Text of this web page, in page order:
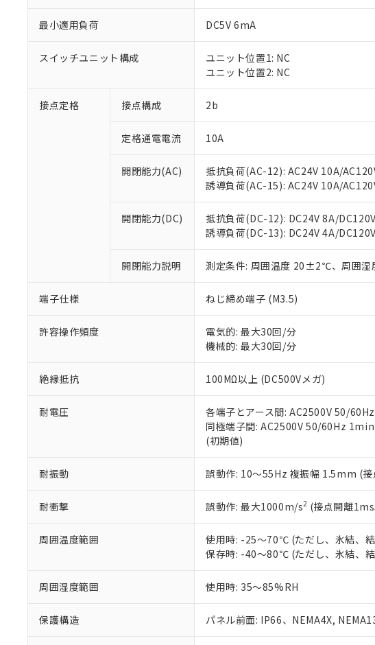
最小適用負荷 DC5V 6mA
スイッチユニット構成
ユニット位置1: NC
ユニット位置2: NC
接点定格 接点構成 2b
定格通電電流 10A
開閉能力(AC)
抵抗負荷(AC-12): AC24V 10A/
誘導負荷(AC-15): AC24V 10A/
開閉能力(DC)
抵抗負荷(DC-12): DC24V 8A/
誘導負荷(DC-13): DC24V 4A/
開閉能力説明 測定条件: 周囲温度 20±2℃、周囲
端子仕様 ねじ締め端子 (M3.5)
許容操作頻度
電気的: 最大30回/分
機械的: 最大30回/分
絶縁抵抗 100MΩ以上 (DC500Vメガ)
耐電圧
各端子とアース間: AC2500V 50/
同極端子間: AC2500V 50/60Hz 1min
(初期値)
耐振動 誤動作: 10～55Hz 複振幅 1.5mm (
耐衝撃 誤動作: 最大1000m/s2 (接点開離
周囲温度範囲
使用時: -25～70℃ (ただし、氷結、
保存時: -40～80℃ (ただし、氷結、
周囲湿度範囲 使用時: 35～85%RH
保護構造 パネル前面: IP66、NEMA4X,
本サービスは、当社制御機
くものです。
当社制御機器事業取扱商品
在庫状況および標準価格照
のであり、閲覧された時点
い。
正式な納期状況および標準
在庫状況および標準価格結
す。
マイパーツ機能（部品リス
ている必要があります。
お客様が当ウェブサイト上
が、当社の製品・サービス
※当社の共同利用者とは、 "
いる法人を指します。
※1 対応状況
対応済み：EU RoHS指令（10
対応予定：EU RoHS指令（10物
対応予定なし：EU RoHS指令（
仕入先様の事情により、非含有部
があります。
*EU RoHS指令（10物質）：
鉛(Pb) 1000ppm以下、 水銀(Hg)
六価クロム(Cr(Ⅵ)) 1000ppm以下、ポリ臭
フタル酸ビス(2-エチルヘキシル) (DEHP)(
ル（DBP） 1000ppm以下、フタル酸ジイ
但し、RoHS指令で産業用監視および制御
フタル酸エステル類の４物質については閾
部品在庫の切り替え状況などによ
※3 非含有証明書ダウンロー
下記の非含有証明書をダウンロ
EU RoHS指令（10物質）の非含有
51物質の非含有証明書（当社基準
※本証明書は発行日時点で非含有
混在することから備考欄に対応日
既に当社にて対応品への在庫切
り割愛しております。
※1 中国RoHS○×表
「○」：最大均質材料含有率が中
「×」：最大均質材料含有率が中
「－」：未確認です。当社販売
*中国RoHS10物質の基準値 (GB/T26572)：
Pb(鉛) :1000ppm、 Hg(水銀) : 1000ppm、
Cr(Ⅵ)(六価クロム) : 1000ppm、 PBBs(ポリ
※2 環境保護使用期限
「10」：通常の使用状況下にお
味します。
「－」：未確認です。当社販売
当社は、これら貴社製品の
う）を輸出または国外への
などの必要な手続きをとり
当社は規制貨物を破棄する
ます。
当社は貴社製品を、核兵器
置等に一切使用いたしませ
また当社は、販売先および
たしません。
説明
一定数以上の在庫あり
在庫なし(最新の在庫
受注生産機種、また在